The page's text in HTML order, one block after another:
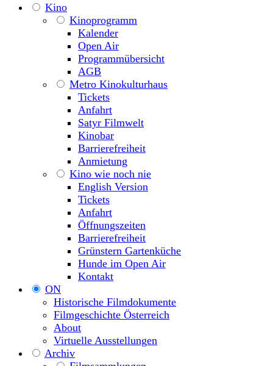
Kino
Kinoprogramm
Kalender
Open Air
Programmübersicht
AGB
Metro Kinokulturhaus
Tickets
Anfahrt
Satyr Filmwelt
Kinobar
Barrierefreiheit
Anmietung
Kino wie noch nie
English Version
Tickets
Anfahrt
Öffnungszeiten
Barrierefreiheit
Grünstern Gartenküche
Hunde im Open Air
Kontakt
ON
Historische Filmdokumente
Filmgeschichte Österreich
About
Virtuelle Ausstellungen
Archiv